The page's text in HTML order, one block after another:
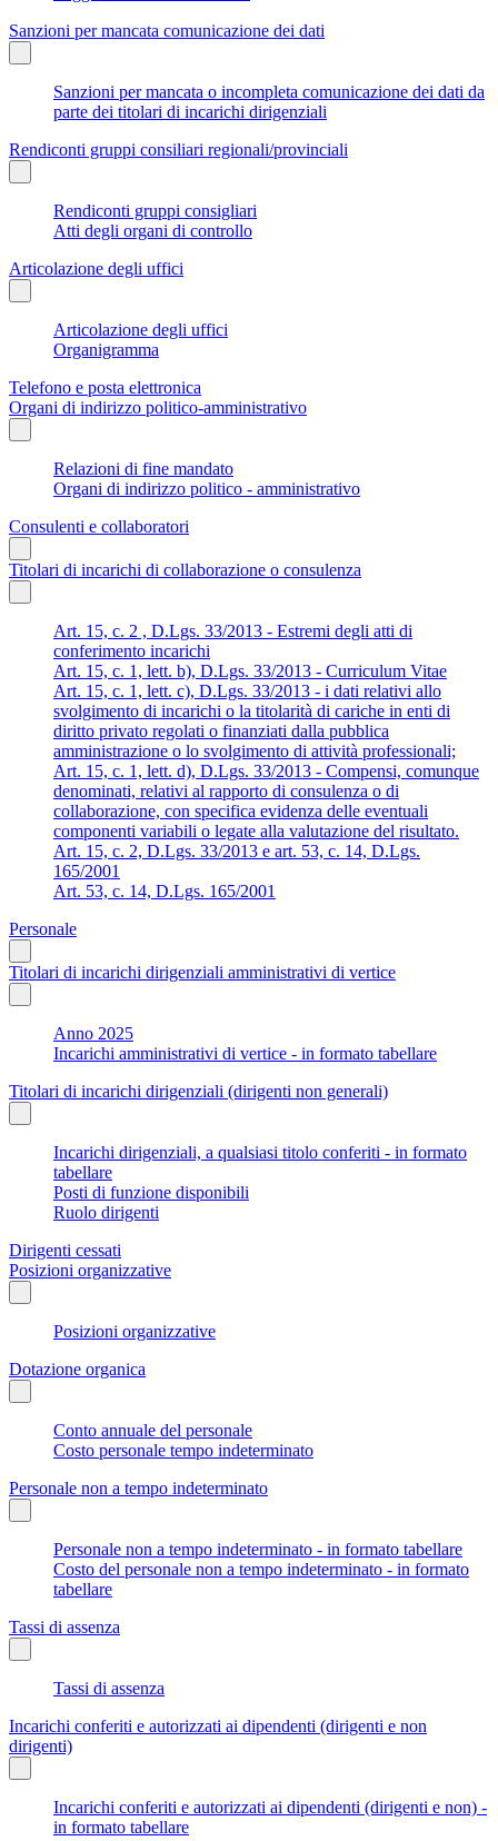
Sanzioni per mancata comunicazione dei dati
Sanzioni per mancata o incompleta comunicazione dei dati da
parte dei titolari di incarichi dirigenziali
Rendiconti gruppi consiliari regionali/provinciali
Rendiconti gruppi consigliari
Atti degli organi di controllo
Articolazione degli uffici
Articolazione degli uffici
Organigramma
Telefono e posta elettronica
Organi di indirizzo politico-amministrativo
Relazioni di fine mandato
Organi di indirizzo politico - amministrativo
Consulenti e collaboratori
Titolari di incarichi di collaborazione o consulenza
Art. 15, c. 2 , D.Lgs. 33/2013 - Estremi degli atti di
conferimento incarichi
Art. 15, c. 1, lett. b), D.Lgs. 33/2013 - Curriculum Vitae
Art. 15, c. 1, lett. c), D.Lgs. 33/2013 - i dati relativi allo
svolgimento di incarichi o la titolarità di cariche in enti di
diritto privato regolati o finanziati dalla pubblica
amministrazione o lo svolgimento di attività professionali;
Art. 15, c. 1, lett. d), D.Lgs. 33/2013 - Compensi, comunque
denominati, relativi al rapporto di consulenza o di
collaborazione, con specifica evidenza delle eventuali
componenti variabili o legate alla valutazione del risultato.
Art. 15, c. 2, D.Lgs. 33/2013 e art. 53, c. 14, D.Lgs.
165/2001
Art. 53, c. 14, D.Lgs. 165/2001
Personale
Titolari di incarichi dirigenziali amministrativi di vertice
Anno 2025
Incarichi amministrativi di vertice - in formato tabellare
Titolari di incarichi dirigenziali (dirigenti non generali)
Incarichi dirigenziali, a qualsiasi titolo conferiti - in formato
tabellare
Posti di funzione disponibili
Ruolo dirigenti
Dirigenti cessati
Posizioni organizzative
Posizioni organizzative
Dotazione organica
Conto annuale del personale
Costo personale tempo indeterminato
Personale non a tempo indeterminato
Personale non a tempo indeterminato - in formato tabellare
Costo del personale non a tempo indeterminato - in formato
tabellare
Tassi di assenza
Tassi di assenza
Incarichi conferiti e autorizzati ai dipendenti (dirigenti e non
dirigenti)
Incarichi conferiti e autorizzati ai dipendenti (dirigenti e non) -
in formato tabellare